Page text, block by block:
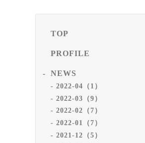
TOP
PROFILE
NEWS
2022-04（1）
2022-03（9）
2022-02（7）
2022-01（7）
2021-12（5）